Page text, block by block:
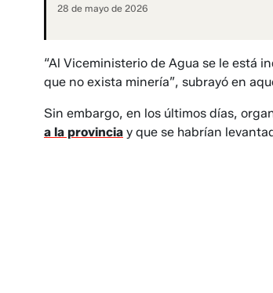
28 de mayo de 2026
“Al Viceministerio de Agua se le está
que no exista minería”, subrayó en
Sin embargo, en los últimos días,
a la provincia y que se habrían